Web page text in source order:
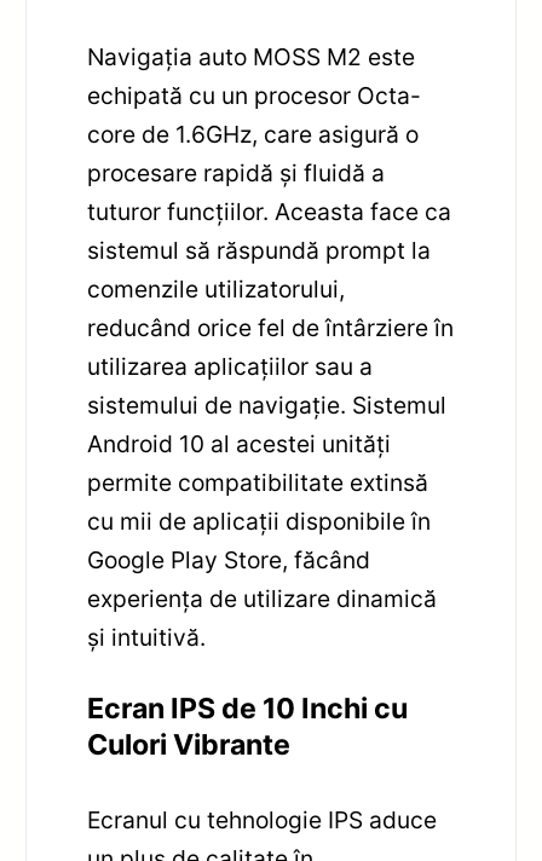
Navigația auto MOSS M2 este
echipată cu un procesor Octa-
core de 1.6GHz, care asigură o
procesare rapidă și fluidă a
tuturor funcțiilor. Aceasta face ca
sistemul să răspundă prompt la
comenzile utilizatorului,
reducând orice fel de întârziere în
utilizarea aplicațiilor sau a
sistemului de navigație. Sistemul
Android 10 al acestei unități
permite compatibilitate extinsă
cu mii de aplicații disponibile în
Google Play Store, făcând
experiența de utilizare dinamică
și intuitivă.
Ecran IPS de 10 Inchi cu
Culori Vibrante
Ecranul cu tehnologie IPS aduce